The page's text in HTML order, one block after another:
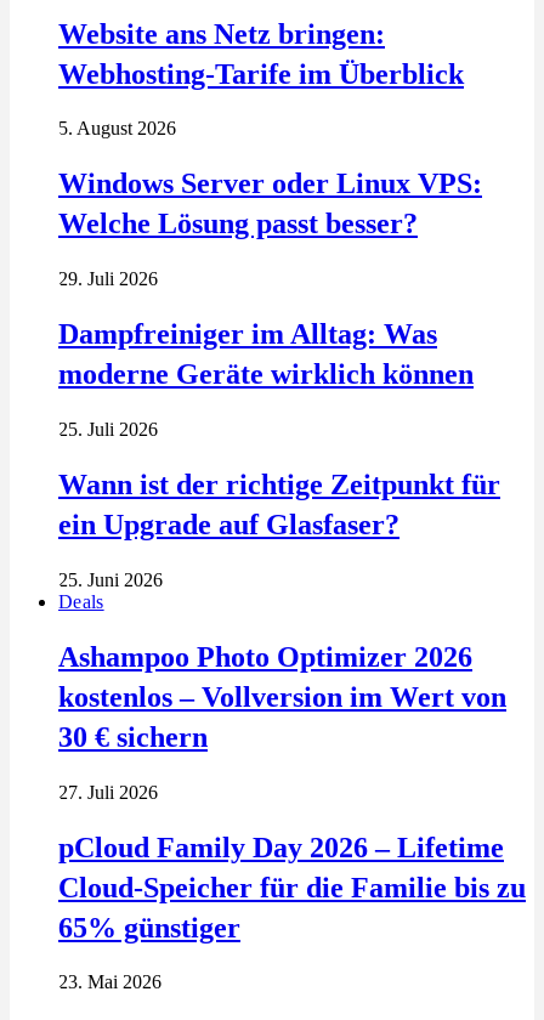
Website ans Netz bringen:
Webhosting-Tarife im Überblick
5. August 2026
Windows Server oder Linux VPS:
Welche Lösung passt besser?
29. Juli 2026
Dampfreiniger im Alltag: Was
moderne Geräte wirklich können
25. Juli 2026
Wann ist der richtige Zeitpunkt für
ein Upgrade auf Glasfaser?
25. Juni 2026
Deals
Ashampoo Photo Optimizer 2026
kostenlos – Vollversion im Wert von
30 € sichern
27. Juli 2026
pCloud Family Day 2026 – Lifetime
Cloud-Speicher für die Familie bis zu
65% günstiger
23. Mai 2026